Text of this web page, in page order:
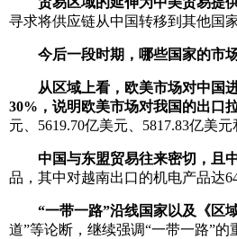
寻求将供应链从中国转移到其他国
今后一段时期，哪些国家的市
从区域上看，欧美市场对中国
30%，说明欧美市场对我国的出口
元、5619.70亿美元、5817.83亿美
中国与东盟贸易往来密切，且
品，其中对越南出口的机电产品达
“一带一路”沿线国家以及《区
道”等论断，继续强调“一带一路”